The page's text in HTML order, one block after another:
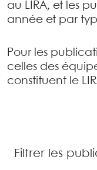
au LIRA, et les
année et par
Pour les
celles des
constituent le
Filtrer les